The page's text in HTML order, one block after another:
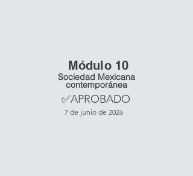
Sociedad Mexicana
contemporánea
✅APROBADO
7 de junio de 2026
Módulo 10